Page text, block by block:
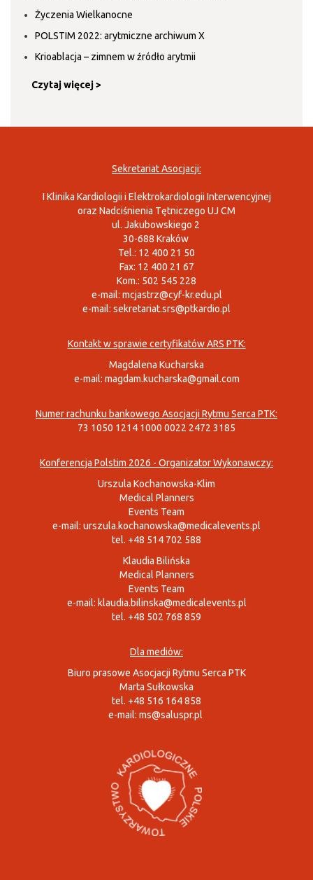
Życzenia Wielkanocne
POLSTIM 2022: arytmiczne archiwum X
Krioablacja – zimnem w źródło arytmii
Czytaj więcej >
Sekretariat Asocjacji:
I Klinika Kardiologii i Elektrokardiologii Interwencyjnej
oraz Nadciśnienia Tętniczego UJ CM
ul. Jakubowskiego 2
30-688 Kraków
Tel.: 12 400 21 50
Fax: 12 400 21 67
Kom.: 502 545 228
e-mail: mcjastrz@cyf-kr.edu.pl
e-mail: sekretariat.srs@ptkardio.pl
Kontakt w sprawie certyfikatów ARS PTK:
Magdalena Kucharska
e-mail: magdam.kucharska@gmail.com
Numer rachunku bankowego Asocjacji Rytmu Serca PTK:
73 1050 1214 1000 0022 2472 3185
Konferencja Polstim 2026 - Organizator Wykonawczy:
Urszula Kochanowska-Klim
Medical Planners
Events Team
e-mail: urszula.kochanowska@medicalevents.pl
tel. +48 514 702 588
Klaudia Bilińska
Medical Planners
Events Team
e-mail: klaudia.bilinska@medicalevents.pl
tel. +48 502 768 859
Dla mediów:
Biuro prasowe Asocjacji Rytmu Serca PTK
Marta Sułkowska
tel. +48 516 164 858
e-mail: ms@saluspr.pl